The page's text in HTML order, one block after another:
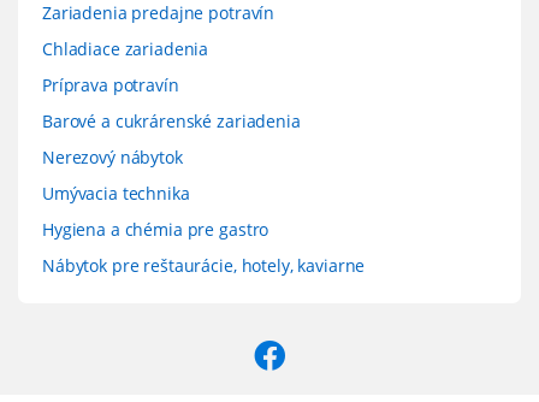
Zariadenia predajne potravín
Chladiace zariadenia
Príprava potravín
Barové a cukrárenské zariadenia
Nerezový nábytok
Umývacia technika
Hygiena a chémia pre gastro
Nábytok pre reštaurácie, hotely, kaviarne